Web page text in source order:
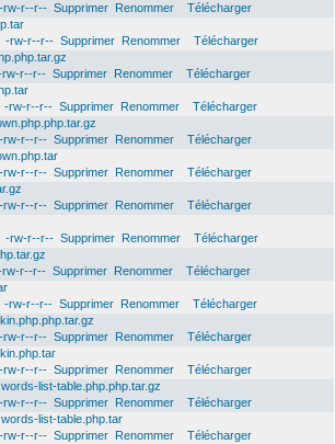
-rw-r--r-- Supprimer Renommer
Télécharger
-rw-r--r-- Supprimer Renommer
Télécharger
rw-r--r-- Supprimer Renommer
Télécharger
-rw-r--r-- Supprimer Renommer
Télécharger
-rw-r--r-- Supprimer Renommer
Télécharger
-rw-r--r-- Supprimer Renommer
Télécharger
-rw-r--r-- Supprimer Renommer
Télécharger
-rw-r--r-- Supprimer Renommer
Télécharger
rw-r--r-- Supprimer Renommer
Télécharger
-rw-r--r-- Supprimer Renommer
Télécharger
-rw-r--r-- Supprimer Renommer
Télécharger
-rw-r--r-- Supprimer Renommer
Télécharger
list-table.php.php.tar.gz
-rw-r--r-- Supprimer Renommer
Télécharger
list-table.php.tar
-rw-r--r-- Supprimer Renommer
Télécharger